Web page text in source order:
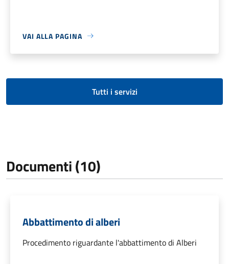
VAI ALLA PAGINA
Tutti i servizi
Documenti (10)
Abbattimento di alberi
Procedimento riguardante l'abbattimento di Alberi